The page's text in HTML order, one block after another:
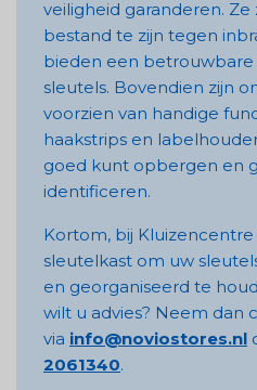
veiligheid garanderen.
bestand te zijn tegen
bieden een
sleutels. Bovendien zijn
voorzien van handige
haakstrips en
goed kunt opbergen en
identificeren.
Kortom, bij
sleutelkast om uw
en georganiseerd te
wilt u advies? Neem dan
via info@noviostores.nl
2061340.